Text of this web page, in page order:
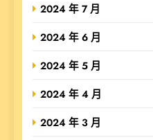
2024 年 7 月
2024 年 6 月
2024 年 5 月
2024 年 4 月
2024 年 3 月